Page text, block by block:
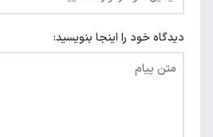
دیدگاه خود را اینجا بنویسید: